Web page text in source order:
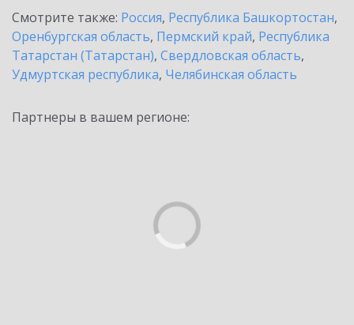
Смотрите также: Россия, Республика Башкортостан,
Оренбургская область, Пермский край, Республика
Татарстан (Татарстан), Свердловская область,
Удмуртская республика, Челябинская область
Партнеры в вашем регионе: